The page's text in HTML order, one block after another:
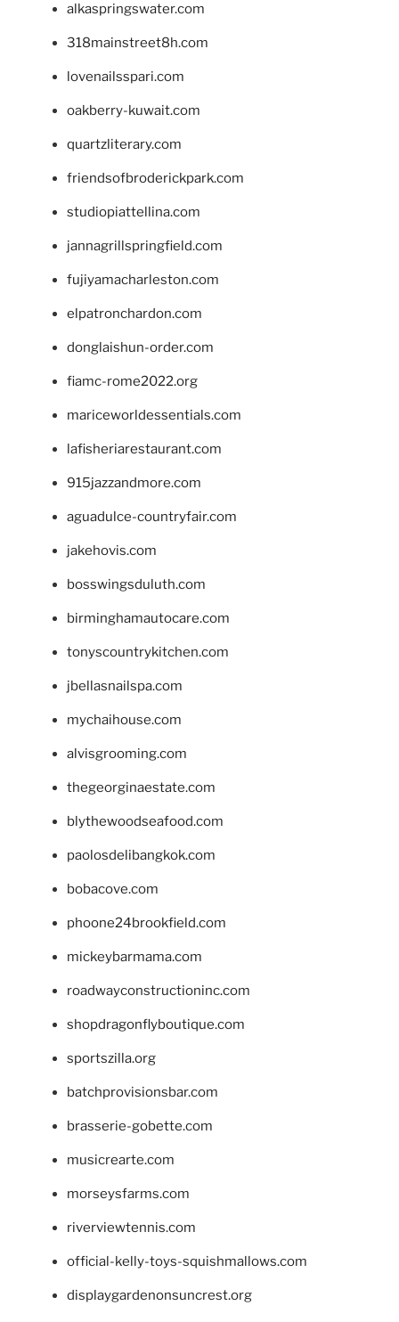
alkaspringswater.com
318mainstreet8h.com
lovenailsspari.com
oakberry-kuwait.com
quartzliterary.com
friendsofbroderickpark.com
studiopiattellina.com
jannagrillspringfield.com
fujiyamacharleston.com
elpatronchardon.com
donglaishun-order.com
fiamc-rome2022.org
mariceworldessentials.com
lafisheriarestaurant.com
915jazzandmore.com
aguadulce-countryfair.com
jakehovis.com
bosswingsduluth.com
birminghamautocare.com
tonyscountrykitchen.com
jbellasnailspa.com
mychaihouse.com
alvisgrooming.com
thegeorginaestate.com
blythewoodseafood.com
paolosdelibangkok.com
bobacove.com
phoone24brookfield.com
mickeybarmama.com
roadwayconstructioninc.com
shopdragonflyboutique.com
sportszilla.org
batchprovisionsbar.com
brasserie-gobette.com
musicrearte.com
morseysfarms.com
riverviewtennis.com
official-kelly-toys-squishmallows.com
displaygardenonsuncrest.org